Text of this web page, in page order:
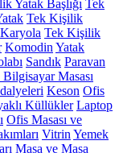
Yatak Başlığı Tek
Tek Kişilik
Karyola Tek Kişilik
Komodin Yatak
Sandık Paravan
Bilgisayar Masası
Keson Ofis
Küllükler Laptop
Ofis Masası ve
Vitrin Yemek
Masa ve Masa